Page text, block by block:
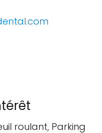
roulant, Parking